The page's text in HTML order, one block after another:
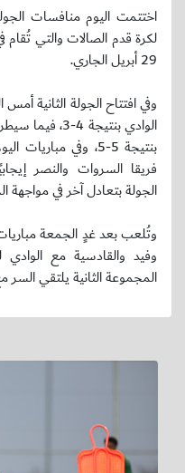
اختتمت اليوم منافسات
29 أبريل الجاري.
وفي افتتاح الجولة الثانية
الوادي بنتيجة
بنتيجة 5-5، وفي
الجولة بتعادل آخر في مواجهة
وتُلعب بعد غدٍ الجمعة مباريات
وفيد والقادسية مع
المجموعة الثانية يلتقي